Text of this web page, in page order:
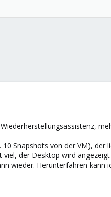
Snapshots von der VM), der
der Desktop wird
wieder. Herunterfahren kann